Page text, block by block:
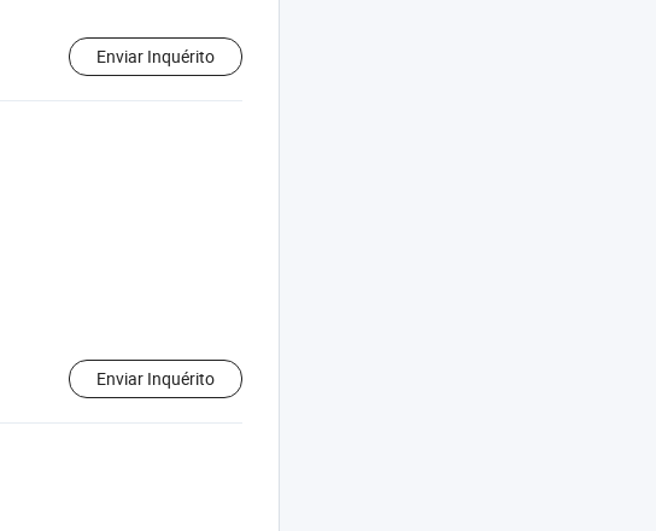
Enviar Inquérito
Enviar Inquérito